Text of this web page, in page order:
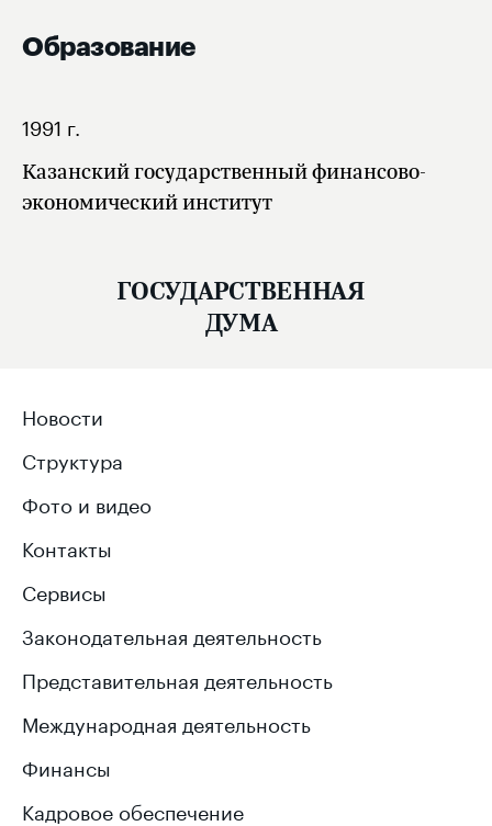
Образование
1991 г.
Казанский государственный финансово-
экономический институт
ГОСУДАРСТВЕННАЯ
ДУМА
Новости
Структура
Фото и видео
Контакты
Сервисы
Законодательная деятельность
Представительная деятельность
Международная деятельность
Финансы
Кадровое обеспечение